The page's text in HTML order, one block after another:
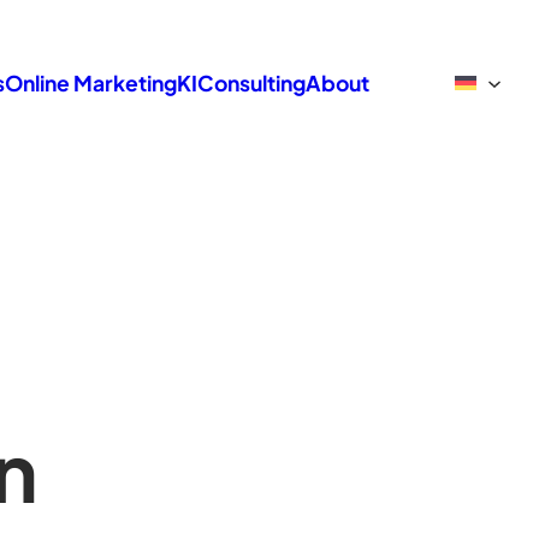
Online MarketingKIConsultingAbout